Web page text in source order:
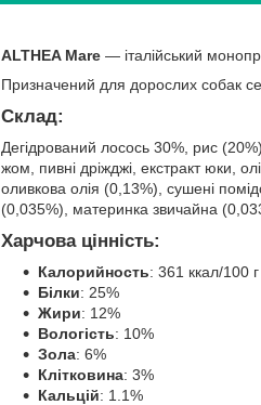
ALTHEA Mare — італійський
Призначений для дорослих собак
Склад:
Дегідрований лосось 30%, рис
жом, пивні дріжджі, екстракт юки,
оливкова олія (0,13%), сушені
(0,035%), материнка звичайна
Харчова цінність:
Калорийность: 361 ккал/100 г
Білки: 25%
Жири: 12%
Вологість: 10%
Зола: 6%
Клітковина: 3%
Кальцій: 1.1%